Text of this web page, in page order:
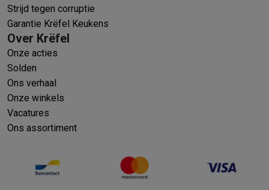
Strijd tegen corruptie
Garantie Krëfel Keukens
Over Krëfel
Onze acties
Solden
Ons verhaal
Onze winkels
Vacatures
Ons assortiment